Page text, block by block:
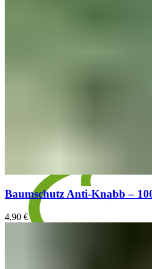
Baumschutz Anti-Knabb –
4,90 €